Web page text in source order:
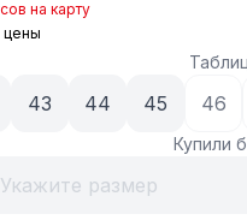
на карту
цены
43 44 45 46
Купили
Укажите размер